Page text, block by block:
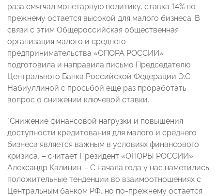
раза смягчал монетарную политику, ставка 14% по-
прежнему остается высокой для малого бизнеса. В
связи с этим Общероссийская общественная
организация малого и среднего
предпринимательства «ОПОРА РОССИИ»
подготовила и направила письмо Председателю
Центрального Банка Российской Федерации Э.С.
Набиуллиной с просьбой еще раз проработать
вопрос о снижении ключевой ставки.
"Снижение финансовой нагрузки и повышения
доступности кредитования для малого и среднего
бизнеса является важным в условиях финансового
кризиса, – считает Президент «ОПОРЫ РОССИИ»
Александр Калинин. - С начала года у нас наметились
положительные тенденции во взаимоотношениях с
Центральным банком РФ, но по-прежнему остается